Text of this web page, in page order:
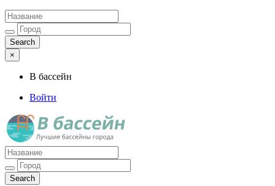
×
В бассейн
Войти
Лучшие бассейны города